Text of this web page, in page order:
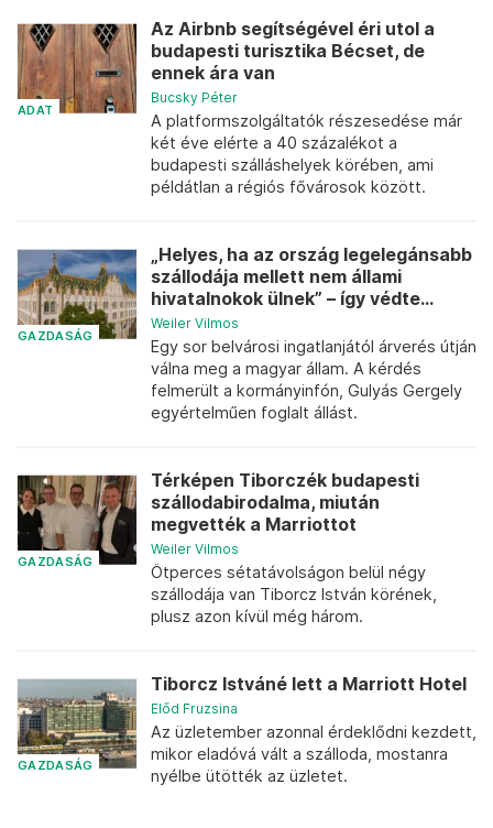
ADAT
Az Airbnb segítségével éri utol a
budapesti turisztika Bécset, de
ennek ára van
Bucsky Péter
A platformszolgáltatók részesedése már
két éve elérte a 40 százalékot a
budapesti szálláshelyek körében, ami
példátlan a régiós fővárosok között.
GAZDASÁG
„Helyes, ha az ország legelegánsabb
szállodája mellett nem állami
hivatalnokok ülnek” – így védte...
Weiler Vilmos
Egy sor belvárosi ingatlanjától árverés útján
válna meg a magyar állam. A kérdés
felmerült a kormányinfón, Gulyás Gergely
egyértelműen foglalt állást.
GAZDASÁG
Térképen Tiborczék budapesti
szállodabirodalma, miután
megvették a Marriottot
Weiler Vilmos
Ötperces sétatávolságon belül négy
szállodája van Tiborcz István körének,
plusz azon kívül még három.
GAZDASÁG
Tiborcz Istváné lett a Marriott Hotel
Előd Fruzsina
Az üzletember azonnal érdeklődni kezdett,
mikor eladóvá vált a szálloda, mostanra
nyélbe ütötték az üzletet.